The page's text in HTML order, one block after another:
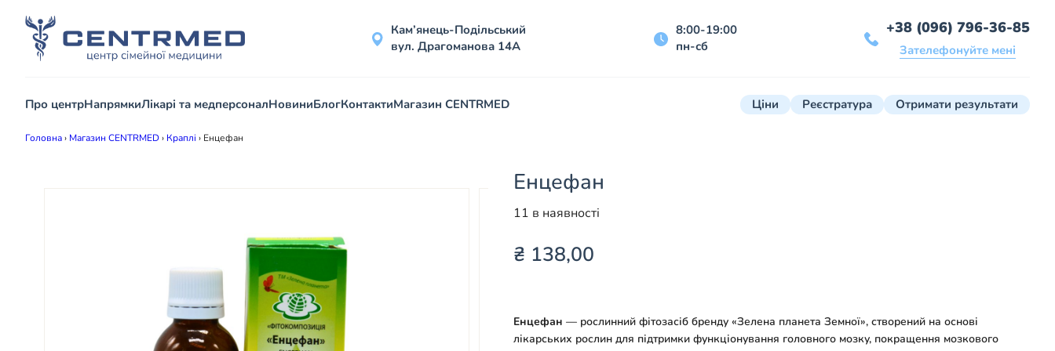
Кам’янець-Подільський
вул. Драгоманова 14А
8:00-19:00
пн-сб
+38 (096) 796-36-85
Зателефонуйте мені
Про центрНапрямкиЛікарі та медперсоналНовиниБлогКонтактиМагазин CENTRMED Ціни Реєстратура Отримати результати
Головна› Магазин CENTRMED› Краплі › Енцефан
Енцефан
11 в наявності
₴ 138,00
Енцефан — рослинний фітозасіб бренду «Зелена планета Земної», створений на основі
лікарських рослин для підтримки функціонування головного мозку, покращення мозкового